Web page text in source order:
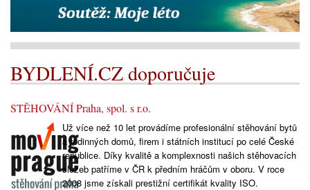
BYDLENÍ.CZ doporučuje
STĚHOVÁNÍ Praha, spol. s r.o.
Už více než 10 let provádíme profesionální stěhování bytů
a rodinných domů, firem i státních institucí po celé České
republice. Díky kvalitě a komplexnosti našich stěhovacích
služeb patříme v ČR k předním hráčům v oboru. V roce
2008 jsme získali prestižní certifikát kvality ISO.